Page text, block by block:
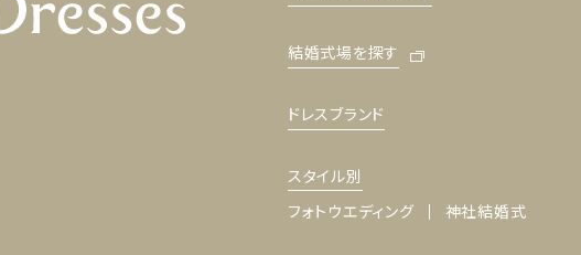
結婚式場を探す
ドレスブランド
スタイル別
フォトウエディング
神社結婚式